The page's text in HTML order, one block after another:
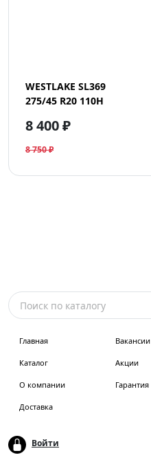
WESTLAKE SL369
275/45 R20 110H
8 400 ₽
8 750 ₽
Главная
Каталог
О компании
Доставка
Вакансии
Акции
Гарантия
Войти